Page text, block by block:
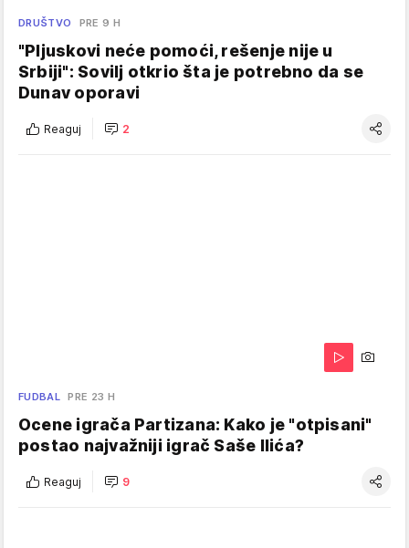
DRUŠTVO PRE 9 H
"Pljuskovi neće pomoći, rešenje nije u
Srbiji": Sovilj otkrio šta je potrebno da se
Dunav oporavi
Reaguj 2
FUDBAL PRE 23 H
Ocene igrača Partizana: Kako je "otpisani"
postao najvažniji igrač Saše Ilića?
Reaguj 9